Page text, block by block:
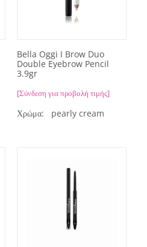
Bella Oggi I Brow Duo
Double Eyebrow Pencil
3.9gr
[Σύνδεση για προβολή τιμής]
Χρώμα: pearly cream